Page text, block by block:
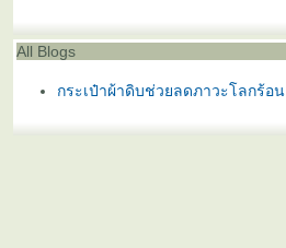
All Blogs
กระเป๋าผ้าดิบช่วยลดภาวะโลกร้อน